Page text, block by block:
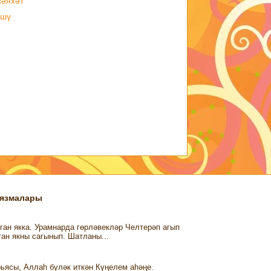
якка. Урамнарда гөрләвекләр Челтерәп агып
якны сагынып. Шатланы...
Аллаһ бүләк иткән Күңелем аһәңе.